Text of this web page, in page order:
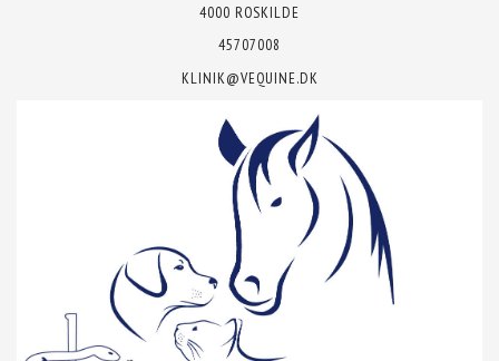
4000 ROSKILDE
45707008
KLINIK@VEQUINE.DK